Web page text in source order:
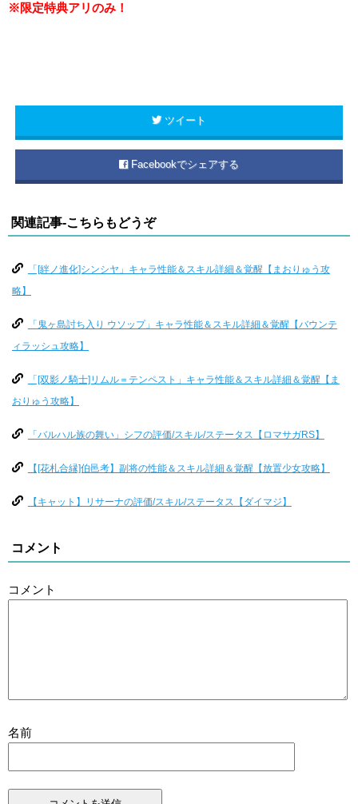
※限定特典アリのみ！
ツイート
Facebookでシェアする
関連記事-こちらもどうぞ
「[絆ノ進化]シンシヤ」キャラ性能＆スキル詳細＆覚醒【まおりゅう攻
略】
「鬼ヶ島討ち入り ウソップ」キャラ性能＆スキル詳細＆覚醒【バウンテ
ィラッシュ攻略】
「[双影ノ騎士]リムル＝テンペスト」キャラ性能＆スキル詳細＆覚醒【ま
おりゅう攻略】
「バルハル族の舞い」シフの評価/スキル/ステータス【ロマサガRS】
【[花札合縁]伯邑考】副将の性能＆スキル詳細＆覚醒【放置少女攻略】
【キャット】リサーナの評価/スキル/ステータス【ダイマジ】
コメント
コメント
名前